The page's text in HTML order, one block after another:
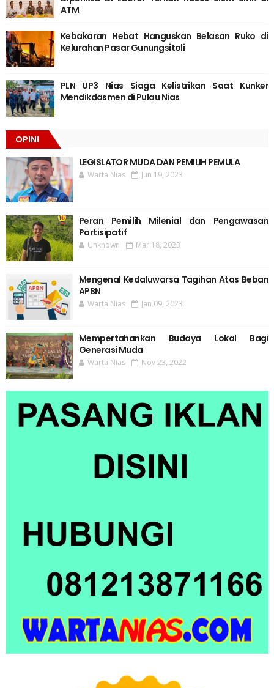
ATM
Kebakaran Hebat Hanguskan Belasan Ruko di
Kelurahan Pasar Gunungsitoli
PLN UP3 Nias Siaga Kelistrikan Saat Kunker
Mendikdasmen di Pulau Nias
OPINI
LEGISLATOR MUDA DAN PEMILIH PEMULA
Warta Nias Jun 19, 2023
Peran Pemilih Milenial dan Pengawasan
Partisipatif
Unknown Mar 18, 2023
Mengenal Kedaluwarsa Tagihan Atas Beban
APBN
Warta Nias Jan 09, 2023
Mempertahankan Budaya Lokal Bagi
Generasi Muda
Warta Nias Nov 23, 2022